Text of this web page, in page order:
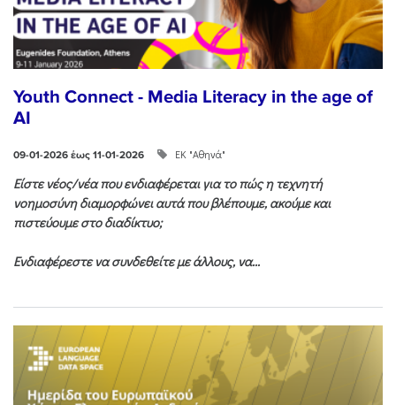
Youth Connect - Media Literacy in the age of
AI
09-01-2026 έως 11-01-2026 ΕΚ "Αθηνά"
Είστε νέος/νέα που ενδιαφέρεται για το πώς η τεχνητή
νοημοσύνη διαμορφώνει αυτά που βλέπουμε, ακούμε και
πιστεύουμε στο διαδίκτυο;
Ενδιαφέρεστε να συνδεθείτε με άλλους, να...